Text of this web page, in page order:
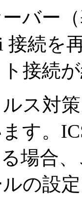
バー
接続を
接続
ス対
す。
場合
の設